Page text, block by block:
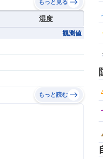
もっと見る
湿度
観測値
もっと読む